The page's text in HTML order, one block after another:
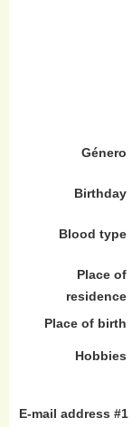
Género
Birthday
Blood type
Place of
residence
Place of birth
Hobbies
E-mail address #1